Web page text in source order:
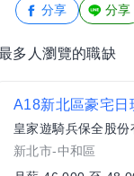
分享 分享
多人瀏覽的職缺
A18新北區豪宅日
皇家遊騎兵保全股份
新北市-中和區